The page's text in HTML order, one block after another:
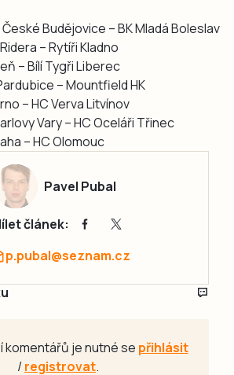
Budějovice – BK Mladá Boleslav
– Rytíři Kladno
– Bílí Tygři Liberec
– Mountfield HK
– HC Verva Litvínov
Vary – HC Oceláři Třinec
– HC Olomouc
Pavel Pubal
článek:
p.pubal@seznam.cz
komentářů je nutné se přihlásit
/registrovat.